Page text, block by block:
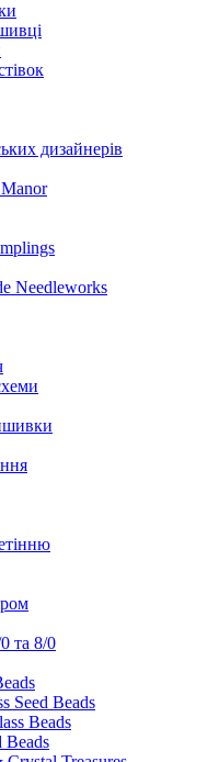
дизайнерів
Needleworks
та 8/0
Seed Beads
Beads
Beads